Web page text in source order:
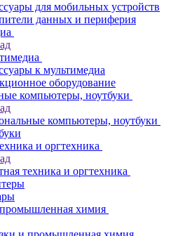
для мобильных устройств
данных и периферия
к мультимедиа
оборудование
компьютеры, ноутбуки
компьютеры, ноутбуки
и оргтехника
техника и оргтехника
химия